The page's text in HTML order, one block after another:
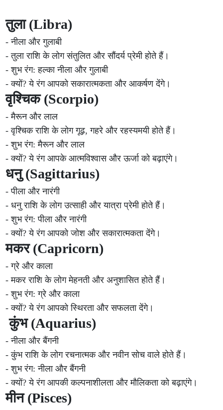
तुला (Libra)
- नीला और गुलाबी
- तुला राशि के लोग संतुलित और सौंदर्य प्रेमी होते हैं।
- शुभ रंग: हल्का नीला और गुलाबी
- क्यों? ये रंग आपको सकारात्मकता और आकर्षण देंगे।
वृश्चिक (Scorpio)
- मैरून और लाल
- वृश्चिक राशि के लोग गूढ़, गहरे और रहस्यमयी होते हैं।
- शुभ रंग: मैरून और लाल
- क्यों? ये रंग आपके आत्मविश्वास और ऊर्जा को बढ़ाएंगे।
धनु (Sagittarius)
- पीला और नारंगी
- धनु राशि के लोग उत्साही और यात्रा प्रेमी होते हैं।
- शुभ रंग: पीला और नारंगी
- क्यों? ये रंग आपको जोश और सकारात्मकता देंगे।
मकर (Capricorn)
- ग्रे और काला
- मकर राशि के लोग मेहनती और अनुशासित होते हैं।
- शुभ रंग: ग्रे और काला
- क्यों? ये रंग आपको स्थिरता और सफलता देंगे।
कुंभ (Aquarius)
- नीला और बैंगनी
- कुंभ राशि के लोग रचनात्मक और नवीन सोच वाले होते हैं।
- शुभ रंग: नीला और बैंगनी
- क्यों? ये रंग आपकी कल्पनाशीलता और मौलिकता को बढ़ाएंगे।
मीन (Pisces)